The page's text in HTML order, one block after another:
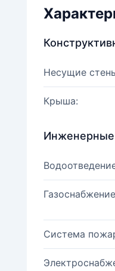
Несущие
Крыша:
Система